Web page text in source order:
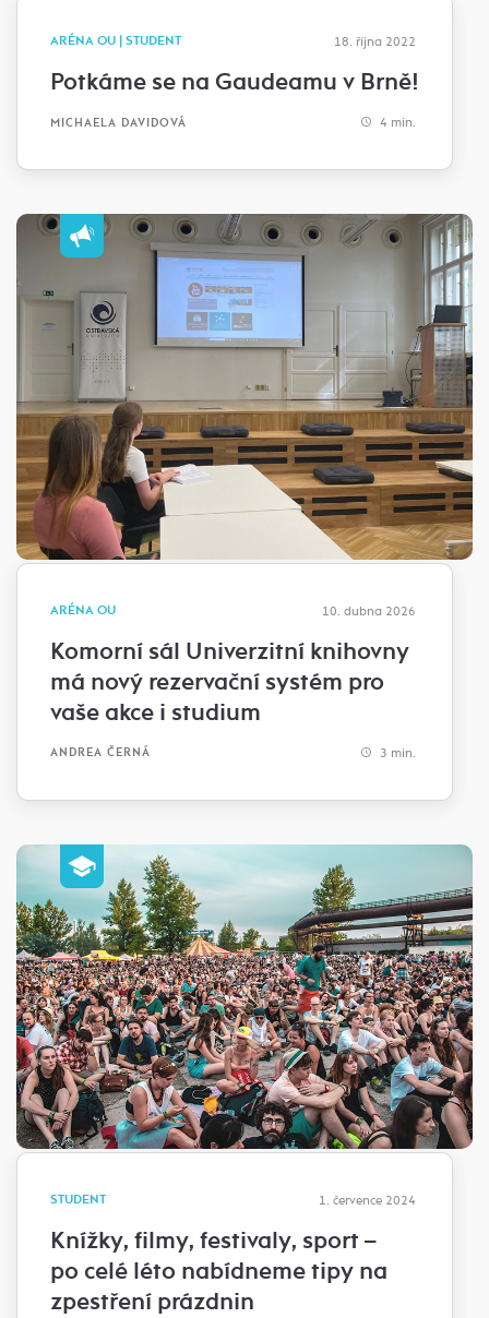
ARÉNA OU | STUDENT 18. října 2022
Potkáme se na Gaudeamu v Brně!
MICHAELA DAVIDOVÁ 4 min.
ARÉNA OU 10. dubna 2026
Komorní sál Univerzitní knihovny
má nový rezervační systém pro
vaše akce i studium
ANDREA ČERNÁ 3 min.
STUDENT 1. července 2024
Knížky, filmy, festivaly, sport –
po celé léto nabídneme tipy na
zpestření prázdnin